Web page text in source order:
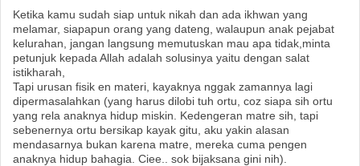
Ketika kamu sudah siap untuk nikah dan ada ikhwan yang
melamar, siapapun orang yang dateng, walaupun anak pejabat
kelurahan, jangan langsung memutuskan mau apa tidak,minta
petunjuk kepada Allah adalah solusinya yaitu dengan salat
istikharah,
Tapi urusan fisik en materi, kayaknya nggak zamannya lagi
dipermasalahkan (yang harus dilobi tuh ortu, coz siapa sih ortu
yang rela anaknya hidup miskin. Kedengeran matre sih, tapi
sebenernya ortu bersikap kayak gitu, aku yakin alasan
mendasarnya bukan karena matre, mereka cuma pengen
anaknya hidup bahagia. Ciee.. sok bijaksana gini nih).